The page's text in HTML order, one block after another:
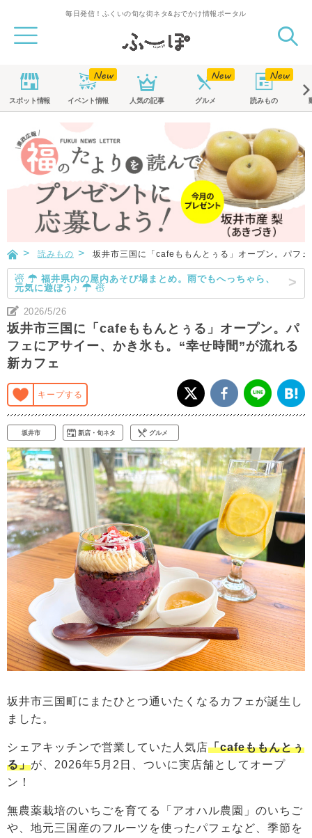
毎日発信！ふくいの旬な街ネタ&おでかけ情報ポータル
スポット情報 イベント情報 人気の記事 グルメ 読みもの
読みもの 坂井市三国に「cafeももんとぅる」オープン。パフ
☃ ☂ 福井県内の屋内あそび場まとめ。雨でもへっちゃら、
元気に遊ぼう♪ ☂ ☃
2026/5/26
坂井市三国に「cafeももんとぅる」オープン。パ
フェにアサイー、かき氷も。“幸せ時間”が流れる
新カフェ
キープする
坂井市 新店・旬ネタ グルメ
坂井市三国町にまたひとつ通いたくなるカフェが誕生し
ました。
シェアキッチンで営業していた人気店「cafeももんとぅ
る」が、2026年5月2日、ついに実店舗としてオープ
ン！
無農薬栽培のいちごを育てる「アオハル農園」のいちご
や、地元三国産のフルーツを使ったパフェなど、季節を